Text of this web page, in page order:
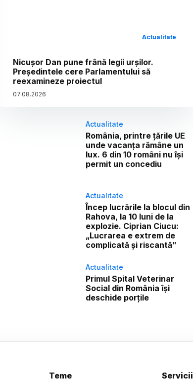
Actualitate
Nicușor Dan pune frână legii urșilor.
Președintele cere Parlamentului să
reexamineze proiectul
07.08.2026
Actualitate
România, printre țările UE
unde vacanța rămâne un
lux. 6 din 10 români nu își
permit un concediu
Actualitate
Încep lucrările la blocul din
Rahova, la 10 luni de la
explozie. Ciprian Ciucu:
„Lucrarea e extrem de
complicată și riscantă”
Actualitate
Primul Spital Veterinar
Social din România își
deschide porțile
Teme Servicii